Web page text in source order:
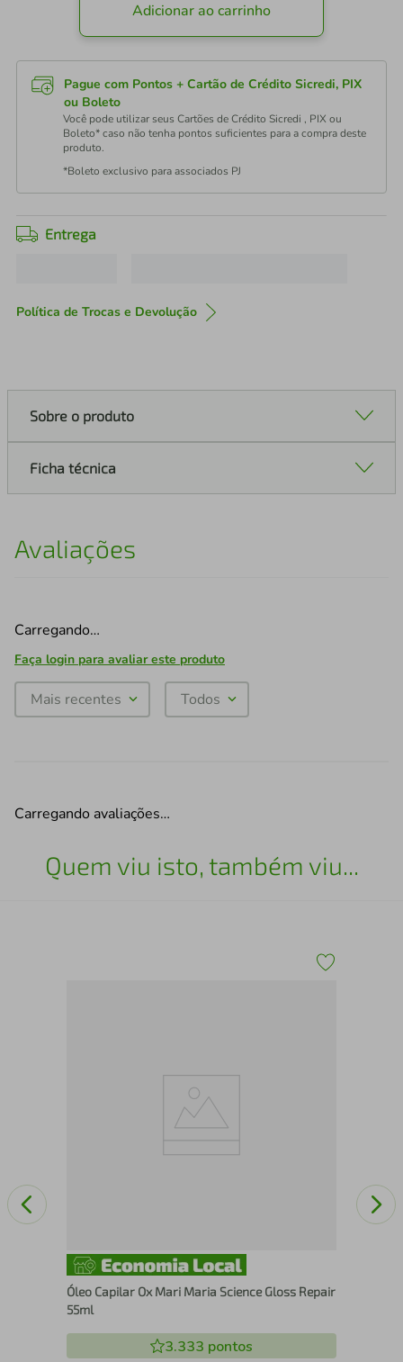
Adicionar ao carrinho
Pague com Pontos + Cartão de Crédito Sicredi, PIX
ou Boleto
Você pode utilizar seus Cartões de Crédito Sicredi , PIX ou
Boleto* caso não tenha pontos suficientes para a compra deste
produto.
*Boleto exclusivo para associados PJ
Entrega
Política de Trocas e Devolução
Sobre o produto
Ficha técnica
Avaliações
Carregando…
Faça login para avaliar este produto
Mais recentes Todos
Carregando avaliações…
Quem viu isto, também viu...
Óleo Capilar Ox Mari Maria Science Gloss Repair
55ml
3.333 pontos